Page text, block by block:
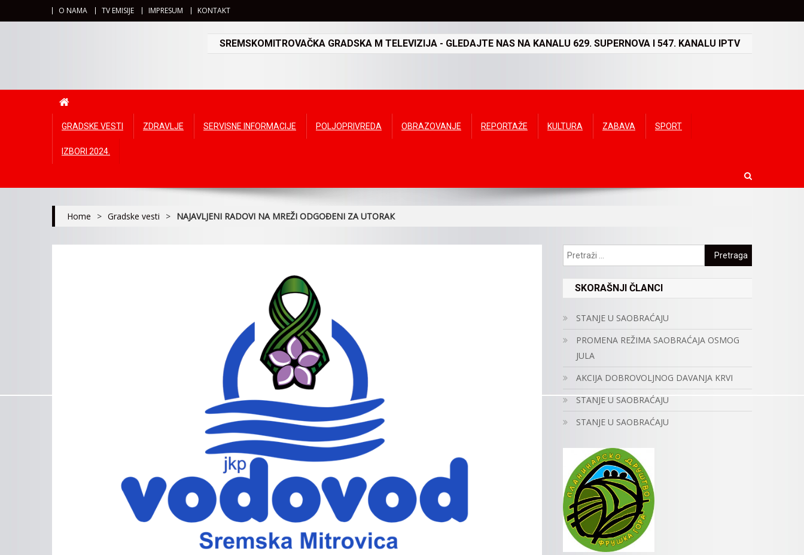
O NAMA TV EMISIJE IMPRESUM KONTAKT
SREMSKOMITROVAČKA GRADSKA M TELEVIZIJA - GLEDAJTE NAS NA KANALU 629. SUPERNOVA I 547. KANALU IPTV
GRADSKE VESTI ZDRAVLJE SERVISNE INFORMACIJE POLJOPRIVREDA OBRAZOVANJE REPORTAŽE KULTURA ZABAVA SPORT
IZBORI 2024.
Home > Gradske vesti > NAJAVLJENI RADOVI NA MREŽI ODGOĐENI ZA UTORAК
Pretraga:
SKORAŠNJI ČLANCI
STANJE U SAOBRAĆAJU
PROMENA REŽIMA SAOBRAĆAJA OSMOG
JULA
AKCIJA DOBROVOLJNOG DAVANJA KRVI
STANJE U SAOBRAĆAJU
STANJE U SAOBRAĆAJU